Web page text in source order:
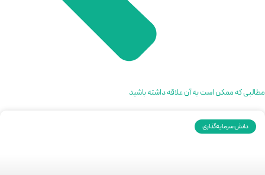
مطالبی که ممکن است به آن علاقه داشته باشید
دانش سرمایه‌گذاری